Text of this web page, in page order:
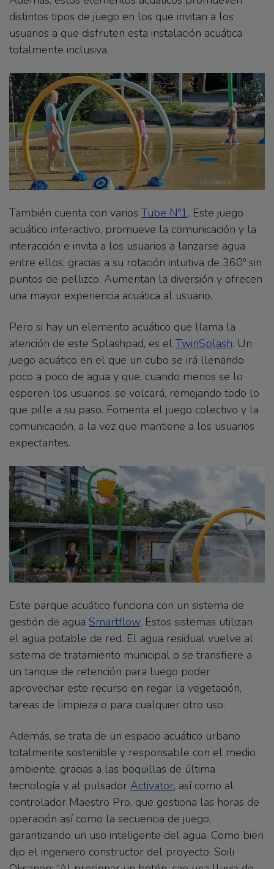
distintos tipos de juego en los que invitan a los
usuarios a que disfruten esta instalación acuática
totalmente inclusiva.
También cuenta con varios Tube Nº1. Este juego
acuático interactivo, promueve la comunicación y la
interacción e invita a los usuarios a lanzarse agua
entre ellos, gracias a su rotación intuitiva de 360º sin
puntos de pellizco. Aumentan la diversión y ofrecen
una mayor experiencia acuática al usuario.
Pero si hay un elemento acuático que llama la
atención de este Splashpad, es el TwinSplash. Un
juego acuático en el que un cubo se irá llenando
poco a poco de agua y que, cuando menos se lo
esperen los usuarios, se volcará, remojando todo lo
que pille a su paso. Fomenta el juego colectivo y la
comunicación, a la vez que mantiene a los usuarios
expectantes.
Este parque acuático funciona con un sistema de
gestión de agua Smartflow. Estos sistemas utilizan
el agua potable de red. El agua residual vuelve al
sistema de tratamiento municipal o se transfiere a
un tanque de retención para luego poder
aprovechar este recurso en regar la vegetación,
tareas de limpieza o para cualquier otro uso.
Además, se trata de un espacio acuático urbano
totalmente sostenible y responsable con el medio
ambiente, gracias a las boquillas de última
tecnología y al pulsador Activator, así como al
controlador Maestro Pro, que gestiona las horas de
operación así como la secuencia de juego,
garantizando un uso inteligente del agua. Como bien
dijo el ingeniero constructor del proyecto, Soili